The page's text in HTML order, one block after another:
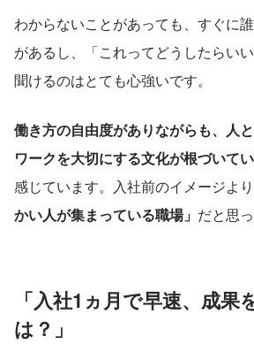
わからないことがあっても、すぐに
があるし、「これってどうしたらい
聞けるのはとても心強いです。
働き方の自由度がありながらも、人
ワークを大切にする文化が根づいて
感じています。入社前のイメージより
かい人が集まっている職場」 だと思
「入社1ヵ月で早速、成果
は？」